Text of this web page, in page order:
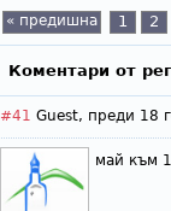
« предишна 1 2
Коментари от
#41 Guest, преди 18
май към